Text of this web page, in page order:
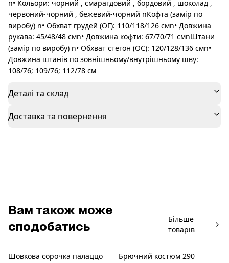
n• Кольори: чорний , смарагдовий , бордовий , шоколад ,
червоний-чорний , бежевий-чорний nКофта (замір по
виробу) n• Обхват грудей (ОГ): 110/118/126 смn• Довжина
рукава: 45/48/48 смn• Довжина кофти: 67/70/71 смnШтани
(замір по виробу) n• Обхват стегон (ОС): 120/128/136 смn•
Довжина штанів по зовнішньому/внутрішньому шву:
108/76; 109/76; 112/78 см
Деталі та склад
Доставка та повернення
Вам також може
сподобатись
Більше
товарів
Шовкова сорочка палаццо
Брючний костюм 290